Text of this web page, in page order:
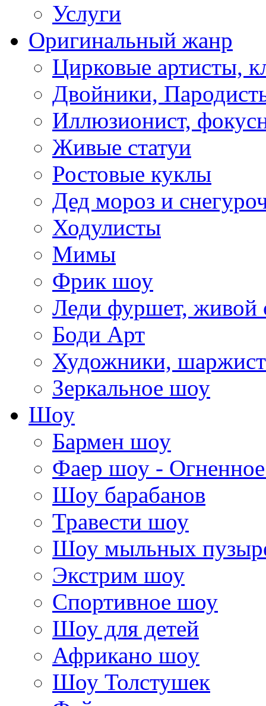
Услуги
Оригинальный жанр
Цирковые артисты,
Двойники,
Иллюзионист,
Живые статуи
Ростовые куклы
Дед мороз и
Ходулисты
Мимы
Фрик шоу
Леди фуршет, живой
Боди Арт
Художники,
Зеркальное шоу
Шоу
Бармен шоу
Фаер шоу -
Шоу барабанов
Травести шоу
Шоу мыльных
Экстрим шоу
Спортивное шоу
Шоу для детей
Африкано шоу
Шоу Толстушек